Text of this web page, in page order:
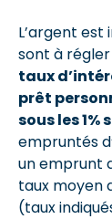
L’argent
sont à
taux
prêt
sous les 1%
empruntés
un emprunt
taux moyen
(taux